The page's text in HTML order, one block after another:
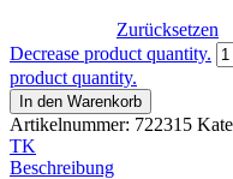
Zurücksetzen
Decrease product quantity.
product quantity.
In den Warenkorb
Artikelnummer: 722315
TK
Beschreibung